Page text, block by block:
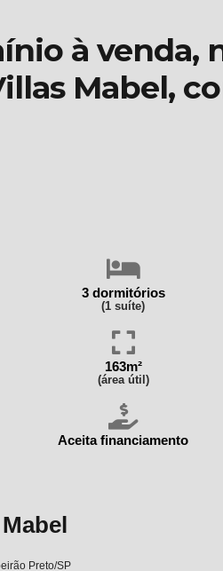
à venda,
Mabel,
3 dormitórios
(1 suíte)
163m²
(área útil)
Aceita financiamento
Preto/SP